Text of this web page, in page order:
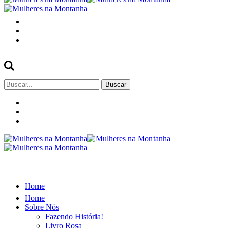
Buscar
por:
Home
Home
Sobre Nós
Fazendo História!
Livro Rosa